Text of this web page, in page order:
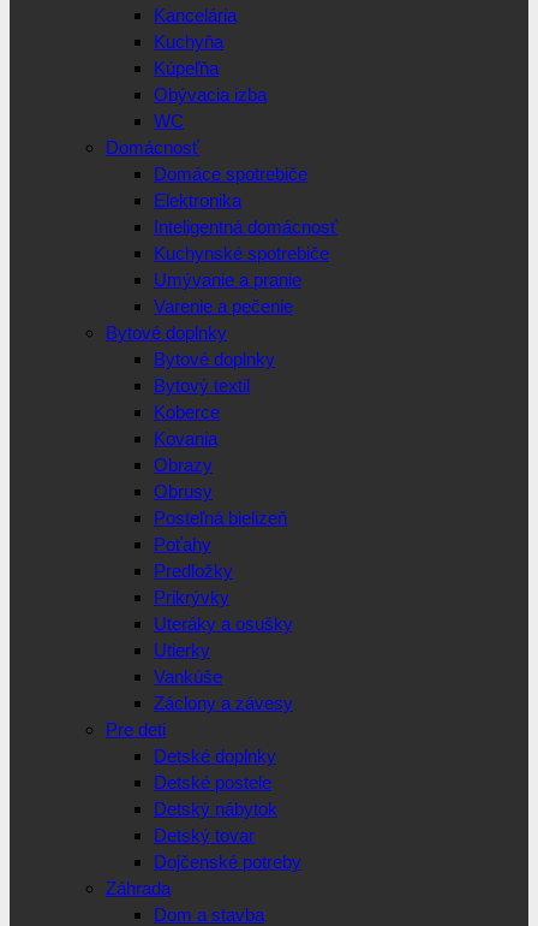
Kancelária
Kuchyňa
Kúpeľňa
Obývacia izba
WC
Domácnosť
Domáce spotrebiče
Elektronika
Inteligentná domácnosť
Kuchynské spotrebiče
Umývanie a pranie
Varenie a pečenie
Bytové doplnky
Bytové doplnky
Bytový textil
Koberce
Kovania
Obrazy
Obrusy
Posteľná bielizeň
Poťahy
Predložky
Prikrývky
Uteráky a osušky
Utierky
Vankúše
Záclony a závesy
Pre deti
Detské doplnky
Detské postele
Detský nábytok
Detský tovar
Dojčenské potreby
Záhrada
Dom a stavba